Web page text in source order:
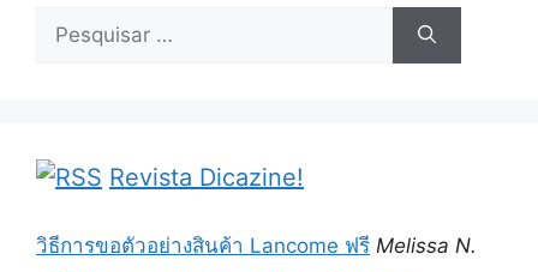
Pesquisar
Revista Dicazine!
วิธีการขอตัวอย่างสินค้า Lancome ฟรี Melissa N.